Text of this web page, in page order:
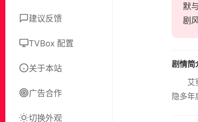
建议反馈
TVBox 配置
关于本站
广告合作
切换外观
默
剧
剧情简
艾
隐多年